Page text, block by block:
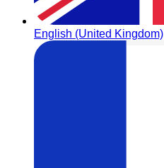
English (United Kingdom)